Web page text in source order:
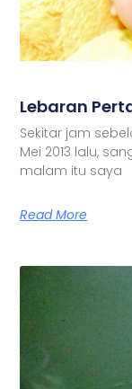
Lebaran
Sekitar jam
Mei 2013 lalu,
malam itu saya
Read More